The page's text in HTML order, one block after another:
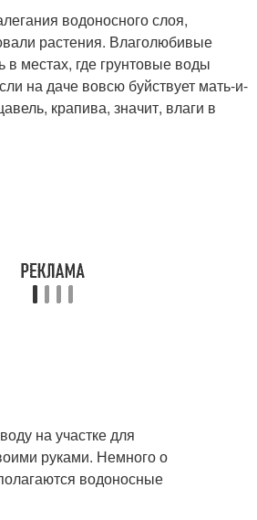
водоносного слоя,
растения. Влаголюбивые
в местах, где грунтовые воды
на даче вовсю буйствует мать-и-
крапива, значит, влаги в